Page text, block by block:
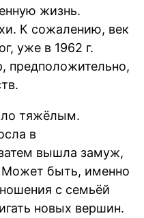
жизнь.
К сожалению, век
уже в 1962 г.
предположительно,
тяжёлым.
в
вышла замуж,
Может быть, именно
с семьёй
новых вершин.